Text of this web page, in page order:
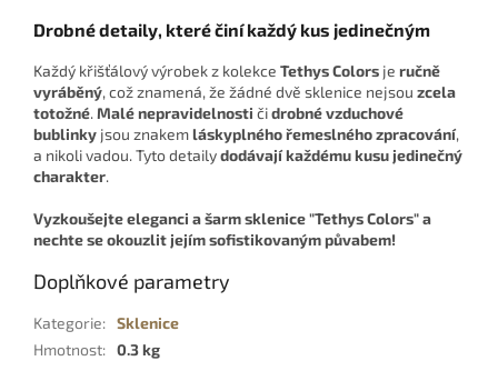
Drobné detaily, které činí každý kus jedinečným
Každý křišťálový výrobek z kolekce Tethys Colors je ručně
vyráběný, což znamená, že žádné dvě sklenice nejsou zcela
totožné. Malé nepravidelnosti čidrobné vzduchové
bublinky jsou znakemláskyplného řemeslného zpracování,
a nikoli vadou. Tyto detailydodávají každému kusu jedinečný
charakter.
Vyzkoušejte eleganci a šarm sklenice "Tethys Colors" a
nechte se okouzlit jejím sofistikovaným půvabem!
Doplňkové parametry
Kategorie: Sklenice
Hmotnost: 0.3 kg